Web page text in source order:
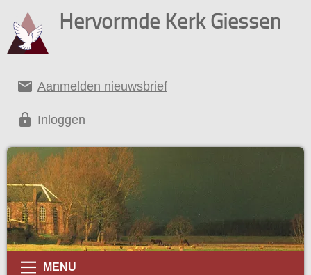
Hervormde Kerk Giessen
email Aanmelden nieuwsbrief
lock Inloggen
MENU